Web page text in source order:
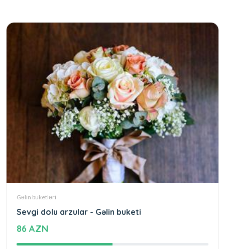
Gəlin buketləri
Sevgi dolu arzular - Gəlin buketi
86 AZN